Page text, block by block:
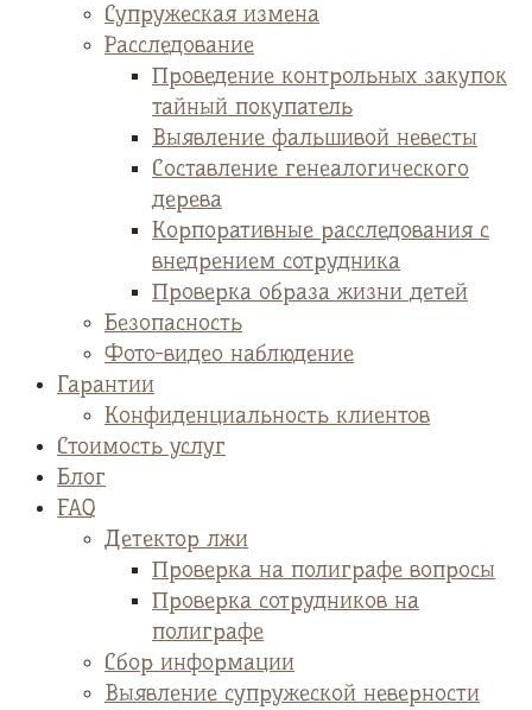
Супружеская измена
Расследование
Проведение контрольных закупок
тайный покупатель
Выявление фальшивой невесты
Cоставление генеалогического
дерева
Корпоративные расследования с
внедрением сотрудника
Проверка образа жизни детей
Безопасность
Фото-видео наблюдение
Гарантии
Конфиденциальность клиентов
Стоимость услуг
Блог
FAQ
Детектор лжи
Проверка на полиграфе вопросы
Проверка сотрудников на
полиграфе
Сбор информации
Выявление супружеской неверности